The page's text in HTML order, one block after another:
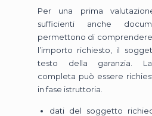
Per una prima
sufficienti anche
permettono di
l’importo richiesto, il
testo della garanzia. La
completa può essere
in fase istruttoria.
dati del soggetto